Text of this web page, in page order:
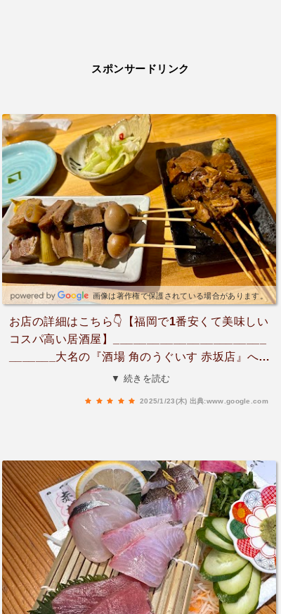
由がわかりました。最初は会話に夢中で食べてな
囲気は悪くなかったけど二度目はないです。
スポンサードリンク
画像は著作権で保護されている場合があります。
お店の詳細はこちら👇【福岡で1番安くて美味しい
コスパ高い居酒屋】_______________________
_______大名の『酒場 角のうぐいす 赤坂店』へ🏮
☑うぐいす大満足コース 4,000円☑牛すじどろ炊
岡で1番安くて美味しいと思わせる神がかった高
コスパ🥇大衆居酒屋ですが店内は綺麗で料理も美
味しいんです😋笑席数も約100席あり、狭さを感
じることなく楽しめました。普通に食べて飲んで
も1人3,000円ほどで激安です🉐ここの名物は「角
の豚串」「牛すじどろ炊き」です🍢店内に入ると
正面にある大きな鍋でぐつぐつ煮込まれてます。
これがほろほろトロトロでとっても美味しかった
です💯「本日の色箱」という刺身の盛り合わせも
▼ 続きを読む
2025/1/23(木) 出典:www.google.com